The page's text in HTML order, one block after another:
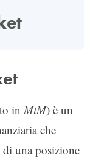
in MtM) è un
che
di una posizione